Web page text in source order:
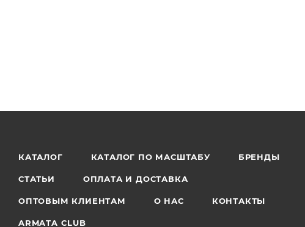
КАТАЛОГ КАТАЛОГ ПО МАСШТАБУ БРЕНДЫ
СТАТЬИ ОПЛАТА И ДОСТАВКА
ОПТОВЫМ КЛИЕНТАМ О НАС КОНТАКТЫ
ARMATA CLUB